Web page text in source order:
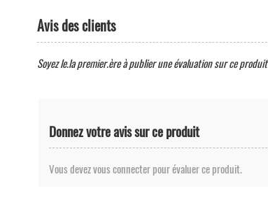
Avis des clients
Soyez le.la premier.ère à publier une évaluation sur ce produit
Donnez votre avis sur ce produit
Vous devez vous connecter pour évaluer ce produit.